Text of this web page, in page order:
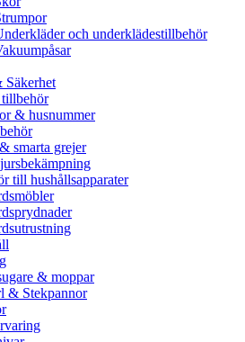
och underklädestillbehör
Säkerhet
& husnummer
smarta grejer
till hushållsapparater
& moppar
& Stekpannor